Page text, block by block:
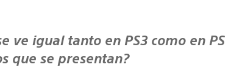
que se presentan?